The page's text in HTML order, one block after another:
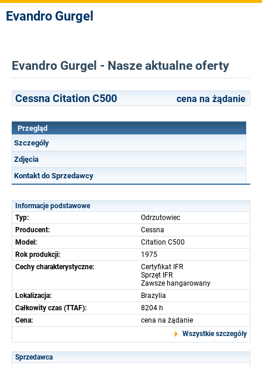
Evandro Gurgel
Evandro Gurgel - Nasze aktualne oferty
Cessna Citation C500 cena na żądanie
Przegląd
Szczególy
Zdjęcia
Kontakt do Sprzedawcy
Informacje podstawowe
Typ:
Odrzutowiec
Producent:
Cessna
Model:
Citation C500
Rok produkcji:
1975
Cechy charakterystyczne:
Certyfikat IFR
Sprzęt IFR
Zawsze hangarowany
Lokalizacja:
Brazylia
Całkowity czas (TTAF):
8204 h
Cena:
cena na żądanie
Wszystkie szczególy
Sprzedawca